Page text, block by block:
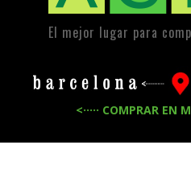
El mejor lugar para
<····· COMPRAR EN